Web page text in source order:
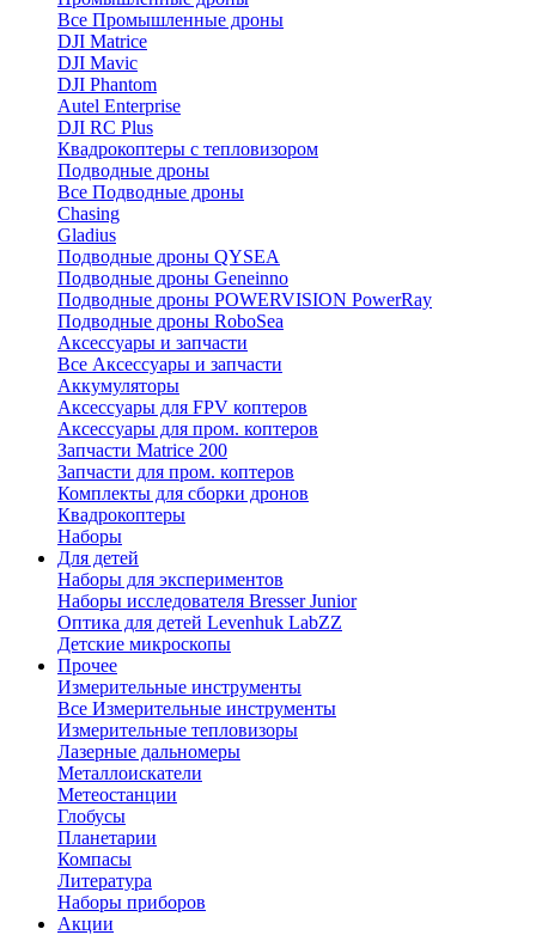
Все Промышленные дроны
DJI Matrice
DJI Mavic
DJI Phantom
Autel Enterprise
DJI RC Plus
Квадрокоптеры с тепловизором
Подводные дроны
Все Подводные дроны
Chasing
Gladius
Подводные дроны QYSEA
Подводные дроны Geneinno
Подводные дроны POWERVISION PowerRay
Подводные дроны RoboSea
Аксессуары и запчасти
Все Аксессуары и запчасти
Аккумуляторы
Аксессуары для FPV коптеров
Аксессуары для пром. коптеров
Запчасти Matrice 200
Запчасти для пром. коптеров
Комплекты для сборки дронов
Квадрокоптеры
Наборы
Для детей
Наборы для экспериментов
Наборы исследователя Bresser Junior
Оптика для детей Levenhuk LabZZ
Детские микроскопы
Прочее
Измерительные инструменты
Все Измерительные инструменты
Измерительные тепловизоры
Лазерные дальномеры
Металлоискатели
Метеостанции
Глобусы
Планетарии
Компасы
Литература
Наборы приборов
Акции